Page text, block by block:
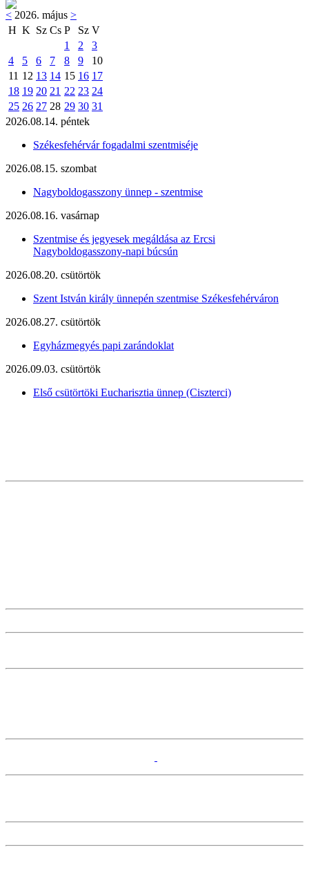
< 2026. május >
H K Sz Cs P Sz V
1
2
3
4
5 6 7 8 9
10
11 12 13 14 15 16 17
18 19 20 21 22 23 24
25 26 27 28 29 30 31
2026.08.14. péntek
Székesfehérvár fogadalmi szentmiséje
2026.08.15. szombat
Nagyboldogasszony ünnep - szentmise
2026.08.16. vasárnap
Szentmise és jegyesek megáldása az Ercsi
Nagyboldogasszony-napi búcsún
2026.08.20. csütörtök
Szent István király ünnepén szentmise Székesfehérváron
2026.08.27. csütörtök
Egyházmegyés papi zarándoklat
2026.09.03. csütörtök
Első csütörtöki Eucharisztia ünnep (Ciszterci)